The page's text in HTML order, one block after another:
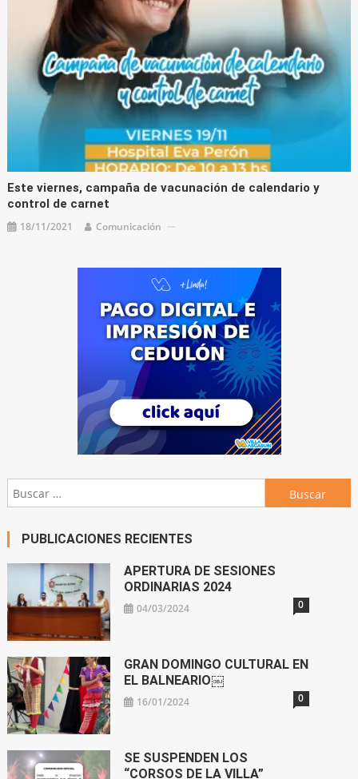
Este viernes, campaña de vacunación de calendario y
control de carnet
18/11/2021 Comunicación
Buscar:
PUBLICACIONES RECIENTES
APERTURA DE SESIONES
ORDINARIAS 2024
04/03/2024 0
GRAN DOMINGO CULTURAL EN
EL BALNEARIO￼
16/01/2024 0
SE SUSPENDEN LOS
“CORSOS DE LA VILLA”